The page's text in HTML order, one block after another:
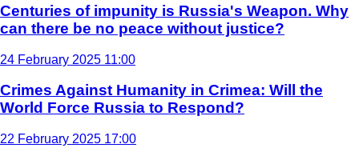
Centuries of impunity is Russia's Weapon. Why
can there be no peace without justice?
24 February 2025 11:00
Crimes Against Humanity in Crimea: Will the
World Force Russia to Respond?
22 February 2025 17:00